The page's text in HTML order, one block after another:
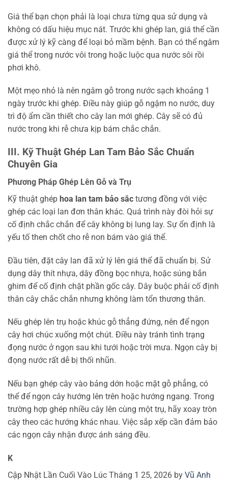
Giá thể bạn chọn phải là loại chưa từng qua sử dụng và
không có dấu hiệu mục nát. Trước khi ghép lan, giá thể cần
được xử lý kỹ càng để loại bỏ mầm bệnh. Bạn có thể ngâm
giá thể trong nước vôi trong hoặc luộc qua nước sôi rồi
phơi khô.
Một mẹo nhỏ là nên ngâm gỗ trong nước sạch khoảng 1
ngày trước khi ghép. Điều này giúp gỗ ngậm no nước, duy
trì độ ẩm cần thiết cho cây lan mới ghép. Cây sẽ có đủ
nước trong khi rễ chưa kịp bám chắc chắn.
III. Kỹ Thuật Ghép Lan Tam Bảo Sắc Chuẩn
Chuyên Gia
Phương Pháp Ghép Lên Gỗ và Trụ
Kỹ thuật ghép hoa lan tam bảo sắc tương đồng với việc
ghép các loại lan đơn thân khác. Quá trình này đòi hỏi sự
cố định chắc chắn để cây không bị lung lay. Sự ổn định là
yếu tố then chốt cho rễ non bám vào giá thể.
Đầu tiên, đặt cây lan đã xử lý lên giá thể đã chuẩn bị. Sử
dụng dây thít nhựa, dây đồng bọc nhựa, hoặc súng bắn
ghim để cố định chặt phần gốc cây. Dây buộc phải cố định
thân cây chắc chắn nhưng không làm tổn thương thân.
Nếu ghép lên trụ hoặc khúc gỗ thẳng đứng, nên để ngọn
cây hơi chúc xuống một chút. Điều này tránh tình trạng
đọng nước ở ngọn sau khi tưới hoặc trời mưa. Ngọn cây bị
đọng nước rất dễ bị thối nhũn.
Nếu bạn ghép cây vào bảng dớn hoặc mặt gỗ phẳng, có
thể để ngọn cây hướng lên trên hoặc hướng ngang. Trong
trường hợp ghép nhiều cây lên cùng một trụ, hãy xoay tròn
cây theo các hướng khác nhau. Việc sắp xếp cần đảm bảo
các ngọn cây nhận được ánh sáng đều.
K
Cập Nhật Lần Cuối Vào Lúc Tháng 1 25, 2026 by Vũ Anh